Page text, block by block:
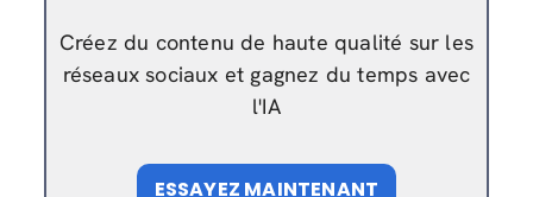
Créez du contenu de haute qualité sur les
réseaux sociaux et gagnez du temps avec
l'IA
ESSAYEZ MAINTENANT